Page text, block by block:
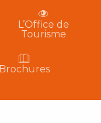
L’Office de
Tourisme
Brochures